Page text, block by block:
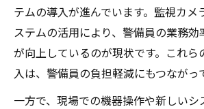
テムの導入が進んでいます。監視カメ
ステムの活用により、警備員の業務
が向上しているのが現状です。これら
入は、警備員の負担軽減にもつながっ
一方で、現場での機器操作や新しいシ